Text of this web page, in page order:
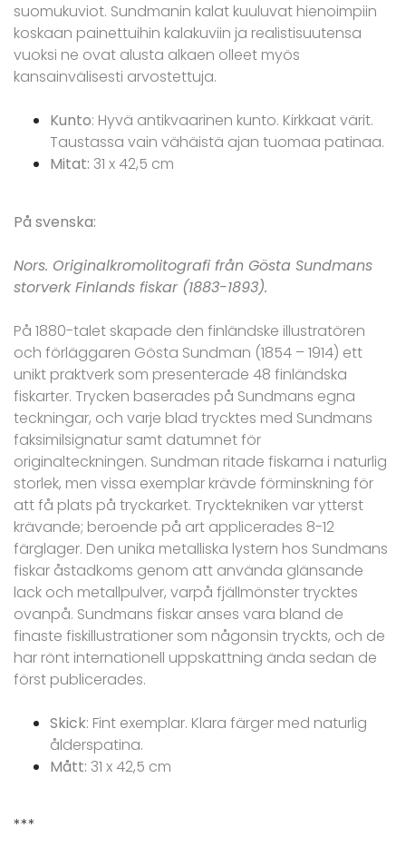
suomukuviot. Sundmanin kalat kuuluvat hienoimpiin
koskaan painettuihin kalakuviin ja realistisuutensa
vuoksi ne ovat alusta alkaen olleet myös
kansainvälisesti arvostettuja.
Kunto: Hyvä antikvaarinen kunto. Kirkkaat värit.
Taustassa vain vähäistä ajan tuomaa patinaa.
Mitat: 31 x 42,5 cm
På svenska:
Nors. Originalkromolitografi från Gösta Sundmans
storverk Finlands fiskar (1883-1893).
På 1880-talet skapade den finländske illustratören
och förläggaren Gösta Sundman (1854 – 1914) ett
unikt praktverk som presenterade 48 finländska
fiskarter. Trycken baserades på Sundmans egna
teckningar, och varje blad trycktes med Sundmans
faksimilsignatur samt datumnet för
originalteckningen. Sundman ritade fiskarna i naturlig
storlek, men vissa exemplar krävde förminskning för
att få plats på tryckarket. Trycktekniken var ytterst
krävande; beroende på art applicerades 8-12
färglager. Den unika metalliska lystern hos Sundmans
fiskar åstadkoms genom att använda glänsande
lack och metallpulver, varpå fjällmönster trycktes
ovanpå. Sundmans fiskar anses vara bland de
finaste fiskillustrationer som någonsin tryckts, och de
har rönt internationell uppskattning ända sedan de
först publicerades.
Skick: Fint exemplar. Klara färger med naturlig
ålderspatina.
Mått: 31 x 42,5 cm
***